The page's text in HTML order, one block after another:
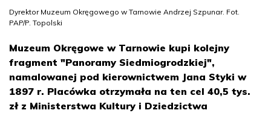
Dyrektor Muzeum Okręgowego w Tarnowie Andrzej Szpunar. Fot.
PAP/P. Topolski
Muzeum Okręgowe w Tarnowie kupi kolejny
fragment "Panoramy Siedmiogrodzkiej",
namalowanej pod kierownictwem Jana Styki w
1897 r. Placówka otrzymała na ten cel 40,5 tys.
zł z Ministerstwa Kultury i Dziedzictwa